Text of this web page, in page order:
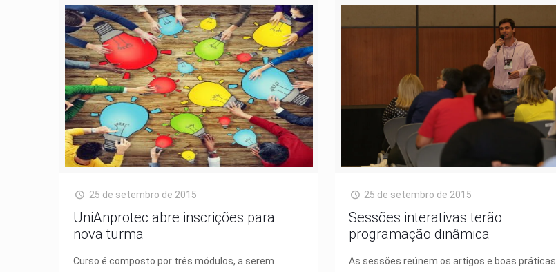
25 de setembro de 2015
UniAnprotec abre inscrições para
nova turma
Curso é composto por três módulos, a serem
25 de setembro de 2015
Sessões interativas terão
programação dinâmica
As sessões reúnem os artigos e boas práticas